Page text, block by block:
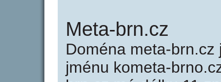
Meta-brn.cz
Doména meta-
jménu kometa-